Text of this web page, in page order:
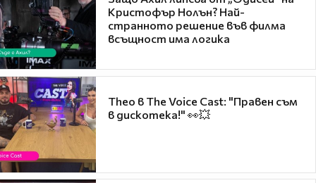
Кристофър Нолън? Най-
странното решение във филма
всъщност има логика
Theo в The Voice Cast: "Правен съм
в дискотека!" 👀💥